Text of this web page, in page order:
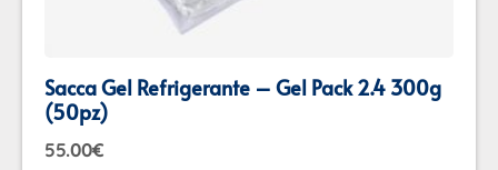
Sacca Gel Refrigerante – Gel Pack 2.4 300g
(50pz)
55.00€